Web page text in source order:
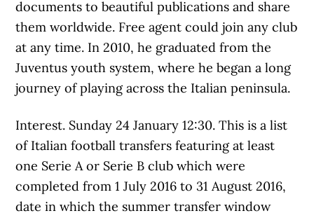
documents to beautiful publications and share
them worldwide. Free agent could join any club
at any time. In 2010, he graduated from the
Juventus youth system, where he began a long
journey of playing across the Italian peninsula.
Interest. Sunday 24 January 12:30. This is a list
of Italian football transfers featuring at least
one Serie A or Serie B club which were
completed from 1 July 2016 to 31 August 2016,
date in which the summer transfer window